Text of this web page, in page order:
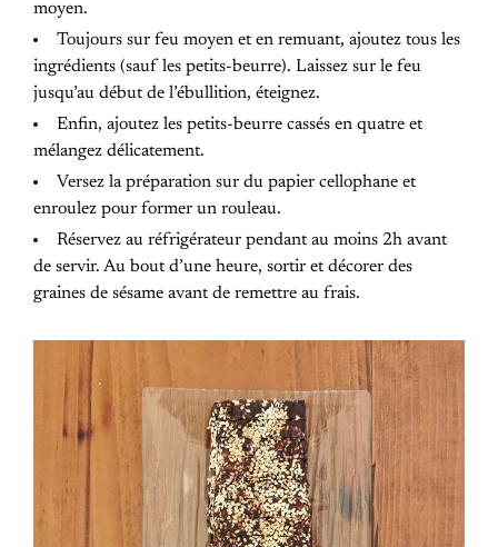
moyen.
Toujours sur feu moyen et en remuant, ajoutez tous les
ingrédients (sauf les petits-beurre). Laissez sur le feu
jusqu’au début de l’ébullition, éteignez.
Enfin, ajoutez les petits-beurre cassés en quatre et
mélangez délicatement.
Versez la préparation sur du papier cellophane et
enroulez pour former un rouleau.
Réservez au réfrigérateur pendant au moins 2h avant
de servir. Au bout d’une heure, sortir et décorer des
graines de sésame avant de remettre au frais.